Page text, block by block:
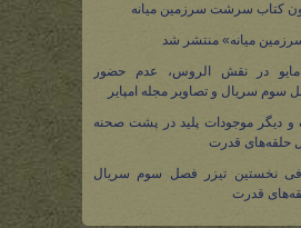
کتاب سرشت سرزمین میانه
میانه» منتشر شد
در نقش الروس، عدم حضور
سوم سریال و تصاویر مجله امپایر
و دیگر موجودات پلید در پشت صحنه
حلقه‌های قدرت
نخستین تیزر فصل سوم سریال
قدرت